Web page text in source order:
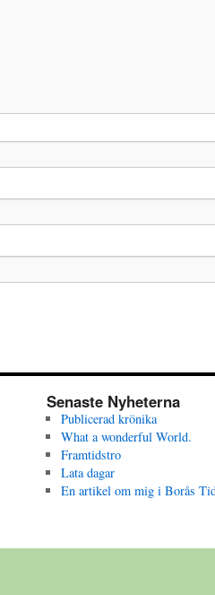
Senaste Nyheterna
Publicerad krönika
What a wonderful World.
Framtidstro
Lata dagar
En artikel om mig i Borås